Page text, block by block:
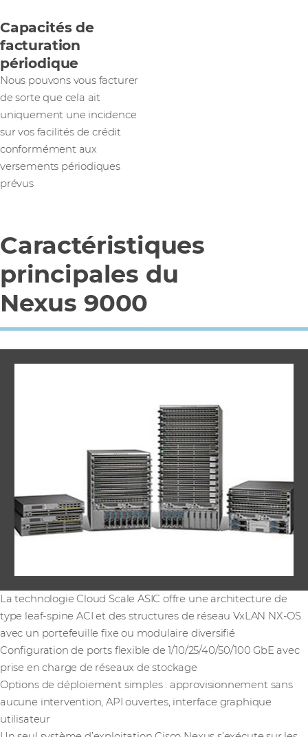
Capacités de
facturation
périodique
Nous pouvons vous facturer
de sorte que cela ait
uniquement une incidence
sur vos facilités de crédit
conformément aux
versements périodiques
prévus
Caractéristiques
principales du
Nexus 9000
La technologie Cloud Scale ASIC offre une architecture de
type leaf-spine ACI et des structures de réseau VxLAN NX-OS
avec un portefeuille fixe ou modulaire diversifié
Configuration de ports flexible de 1/10/25/40/50/100 GbE avec
prise en charge de réseaux de stockage
Options de déploiement simples : approvisionnement sans
aucune intervention, API ouvertes, interface graphique
utilisateur